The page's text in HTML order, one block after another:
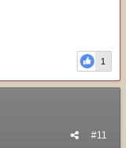
1
#11